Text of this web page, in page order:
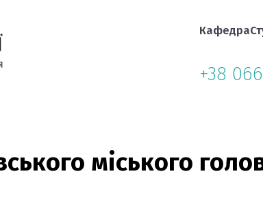
Кафедра
+38
міського